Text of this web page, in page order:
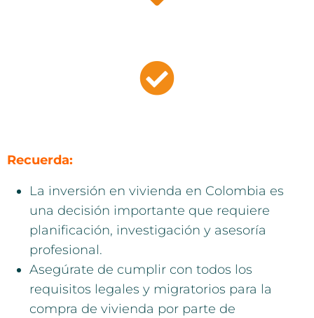
Recuerda:
La inversión en vivienda en Colombia es
una decisión importante que requiere
planificación, investigación y asesoría
profesional.
Asegúrate de cumplir con todos los
requisitos legales y migratorios para la
compra de vivienda por parte de